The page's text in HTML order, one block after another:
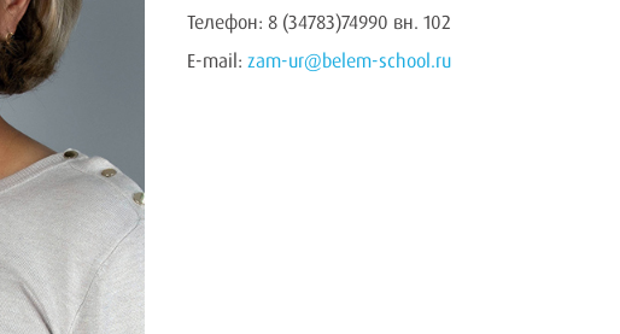
Телефон: 8 (34783)74990 вн. 102
E-mail: zam-ur@belem-school.ru